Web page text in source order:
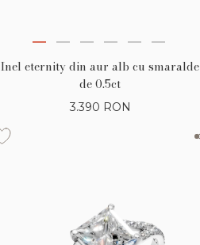
Inel eternity din aur alb cu smaralde
de 0.5ct
3.390 RON